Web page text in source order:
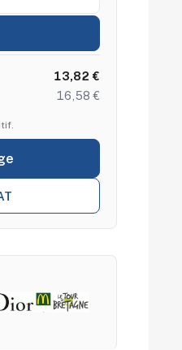
13,82 €
16,58 €